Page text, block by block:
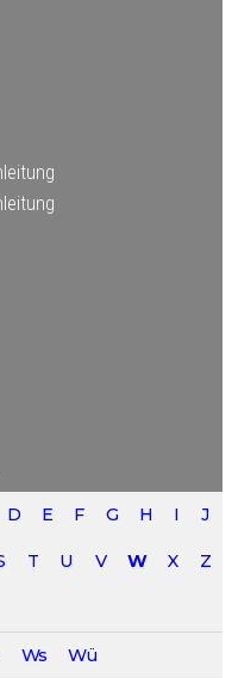
Office-Lounge
Ernst
Josefine
ACADEMY Jessica
D E F G H I J
T U V W X Z
Ws Wü